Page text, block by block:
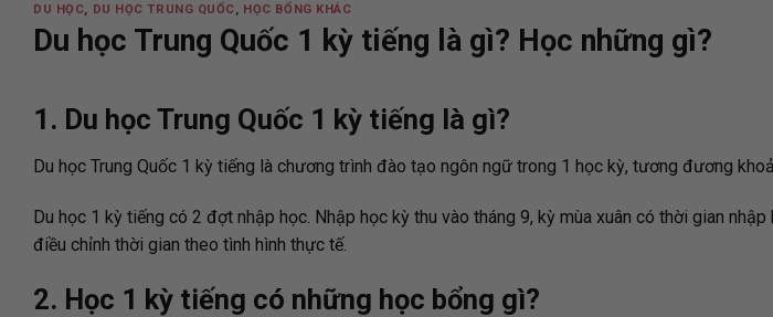
DU HỌC, DU HỌC TRUNG QUỐC, HỌC BỔNG KHÁC
Du học Trung Quốc 1 kỳ tiếng là gì? Học những gì?
1. Du học Trung Quốc 1 kỳ tiếng là gì?
Du học Trung Quốc 1 kỳ tiếng là chương trình đào tạo ngôn ngữ trong 1 học kỳ, tương đương
Du học 1 kỳ tiếng có 2 đợt nhập học. Nhập học kỳ thu vào tháng 9, kỳ mùa xuân có thời gian
điều chỉnh thời gian theo tình hình thực tế.
2. Học 1 kỳ tiếng có những học bổng gì?